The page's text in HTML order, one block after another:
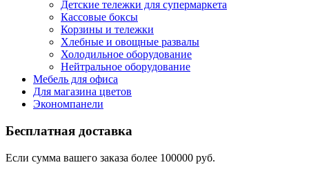
Детские тележки для супермаркета
Кассовые боксы
Корзины и тележки
Хлебные и овощные развалы
Холодильное оборудование
Нейтральное оборудование
Мебель для офиса
Для магазина цветов
Экономпанели
Бесплатная доставка
Если сумма вашего заказа более 100000 руб.